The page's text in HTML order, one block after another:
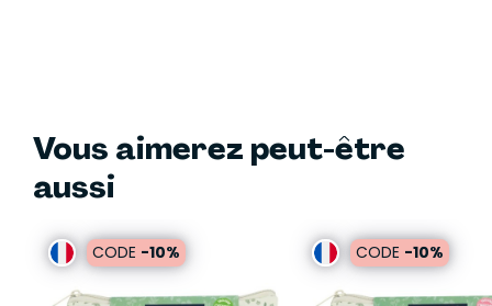
Vous aimerez peut-être
aussi
CODE -10% CODE -10%